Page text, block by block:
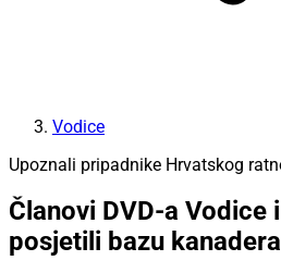
Vodice
Upoznali pripadnike Hrvatskog
Članovi DVD-a Vodice
posjetili bazu